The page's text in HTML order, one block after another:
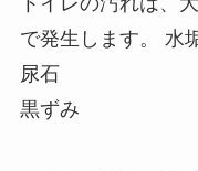
で発生します。 水
尿石
黒ずみ